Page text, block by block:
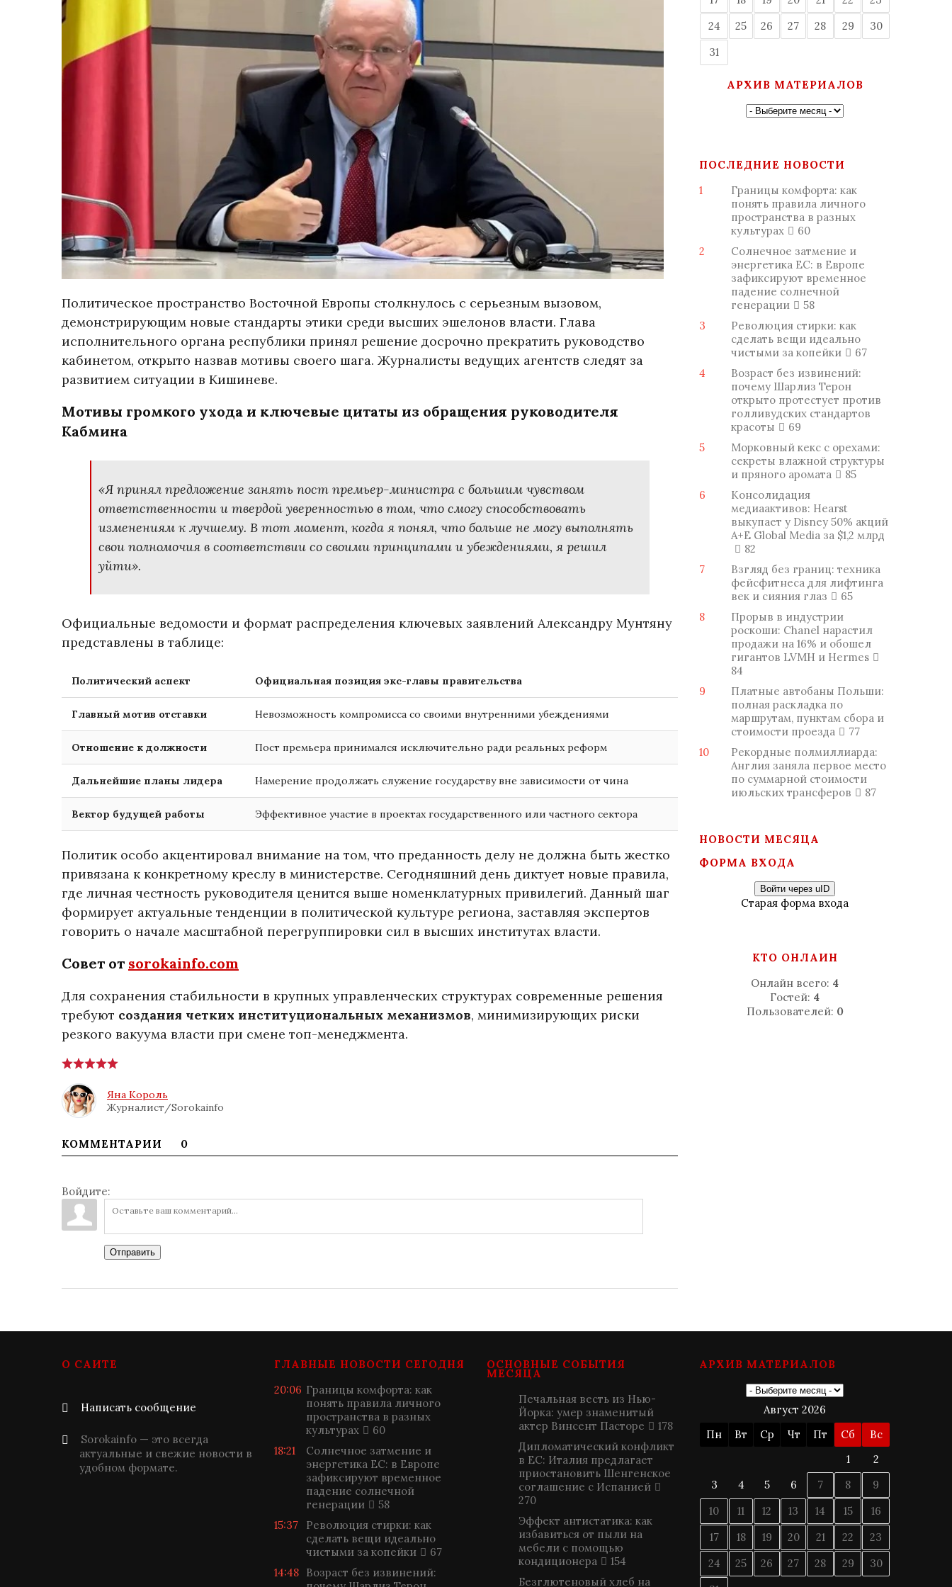
Политическое пространство Восточной Европы столкнулось с серьезным вызовом,
демонстрирующим новые стандарты этики среди высших эшелонов власти. Глава
исполнительного органа республики принял решение досрочно прекратить руководство
кабинетом, открыто назвав мотивы своего шага. Журналисты ведущих агентств следят за
развитием ситуации в Кишиневе.
Мотивы громкого ухода и ключевые цитаты из обращения руководителя
Кабмина
«Я принял предложение занять пост премьер-министра с большим чувством
ответственности и твердой уверенностью в том, что смогу способствовать
изменениям к лучшему. В тот момент, когда я понял, что больше не могу выполнять
свои полномочия в соответствии со своими принципами и убеждениями, я решил
уйти».
Официальные ведомости и формат распределения ключевых заявлений Александру Мунтяну
представлены в таблице:
Политический аспект Официальная позиция экс-главы правительства
Главный мотив отставки Невозможность компромисса со своими внутренними убеждениями
Отношение к должности Пост премьера принимался исключительно ради реальных реформ
Дальнейшие планы лидера Намерение продолжать служение государству вне зависимости от чина
Вектор будущей работы Эффективное участие в проектах государственного или частного сектора
Политик особо акцентировал внимание на том, что преданность делу не должна быть жестко
привязана к конкретному креслу в министерстве. Сегодняшний день диктует новые правила,
где личная честность руководителя ценится выше номенклатурных привилегий. Данный шаг
формирует актуальные тенденции в политической культуре региона, заставляя экспертов
говорить о начале масштабной перегруппировки сил в высших институтах власти.
Совет от sorokainfo.com
Для сохранения стабильности в крупных управленческих структурах современные решения
требуют создания четких институциональных механизмов, минимизирующих риски
резкого вакуума власти при смене топ-менеджмента.
Яна Король
Журналист/Sorokainfo
КОММЕНТАРИИ 0
Войдите:
Отправить
24
25 26 27 28 29
30
31
АРХИВ МАТЕРИАЛОВ
ПОСЛЕДНИЕ НОВОСТИ
1
Границы комфорта: как
понять правила личного
пространства в разных
культурах
60
2
Солнечное затмение и
энергетика ЕС: в Европе
зафиксируют временное
падение солнечной
генерации
58
3
Революция стирки: как
сделать вещи идеально
чистыми за копейки
67
4
Возраст без извинений:
почему Шарлиз Терон
открыто протестует против
голливудских стандартов
красоты
69
5
Морковный кекс с орехами:
секреты влажной структуры
и пряного аромата
85
6
Консолидация
медиаактивов: Hearst
выкупает у Disney 50% акций
A+E Global Media за $1,2 млрд
82
7
Взгляд без границ: техника
фейсфитнеса для лифтинга
век и сияния глаз
65
8
Прорыв в индустрии
роскоши: Chanel нарастил
продажи на 16% и обошел
гигантов LVMH и Hermes
84
9
Платные автобаны Польши:
полная раскладка по
маршрутам, пунктам сбора и
стоимости проезда
77
10
Рекордные полмиллиарда:
Англия заняла первое место
по суммарной стоимости
июльских трансферов
87
НОВОСТИ МЕСЯЦА
ФОРМА ВХОДА
Войти через uID
Старая форма входа
КТО ОНЛАЙН
Онлайн всего: 4
Гостей: 4
Пользователей: 0
О САЙТЕ
Написать сообщение
Sorokainfo — это всегда
актуальные и свежие новости в
удобном формате.
ГЛАВНЫЕ НОВОСТИ СЕГОДНЯ
20:06 Границы комфорта: как
понять правила личного
пространства в разных
культурах
60
18:21
Солнечное затмение и
энергетика ЕС: в Европе
зафиксируют временное
падение солнечной
генерации
58
15:37
Революция стирки: как
сделать вещи идеально
чистыми за копейки
67
14:48 Возраст без извинений:
ОСНОВНЫЕ СОБЫТИЯ
МЕСЯЦА
Печальная весть из Нью-
Йорка: умер знаменитый
актер Винсент Пасторе
178
Дипломатический конфликт
в ЕС: Италия предлагает
приостановить Шенгенское
соглашение с Испанией
270
Эффект антистатика: как
избавиться от пыли на
мебели с помощью
кондиционера
154
Безглютеновый хлеб на
АРХИВ МАТЕРИАЛОВ
Август 2026
Пн
Вт Ср Чт Пт Сб
Вс
1
2
3
4 5 6 7 8
9
10
11 12 13 14 15
16
17
18 19 20 21 22
23
24
25 26 27 28 29
30